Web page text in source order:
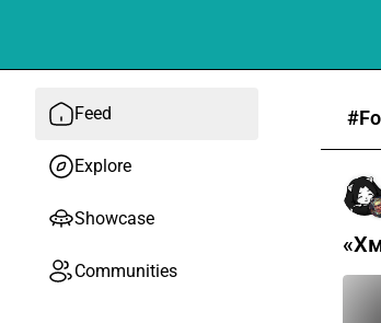
Feed
Explore
Showcase
Communities